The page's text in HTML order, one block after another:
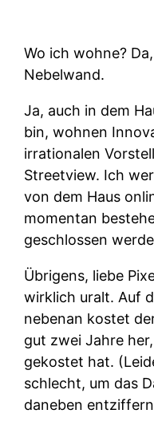
Wo ich wohne?
Nebelwand.
Ja, auch in dem
bin, wohnen
irrationalen
Streetview. Ich
von dem Haus
momentan
geschlossen
Übrigens, liebe
wirklich uralt. Auf
nebenan kostet
gut zwei Jahre
gekostet hat.
schlecht, um das
daneben